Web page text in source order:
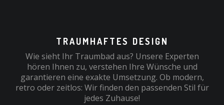
TRAUMHAFTES DESIGN
Wie sieht Ihr Traumbad aus? Unsere Experten
hören Ihnen zu, verstehen Ihre Wünsche und
garantieren eine exakte Umsetzung. Ob modern,
retro oder zeitlos: Wir finden den passenden Stil für
jedes Zuhause!